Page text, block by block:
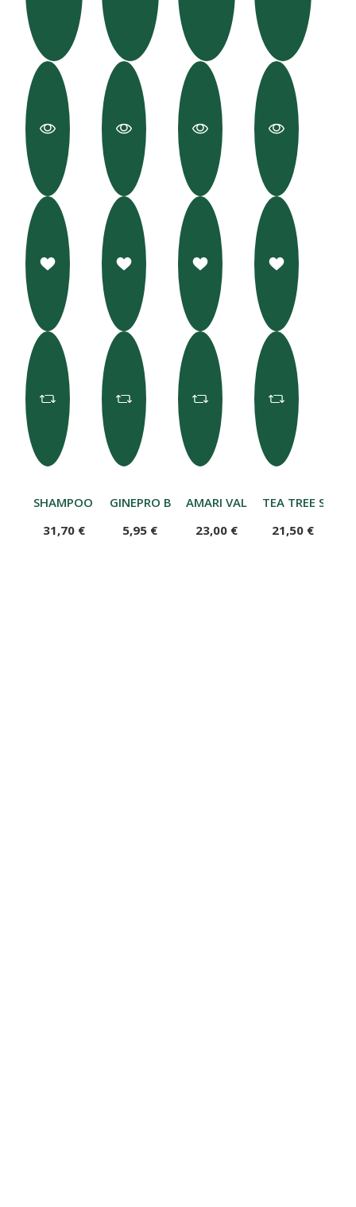
SHAMPOO DOLCE - AVENA 1 LT
31,70 €
GINEPRO BACCHE 120G
5,95 €
AMARI VALDOSTANI EBO
23,00 €
TEA TREE
21,50 €